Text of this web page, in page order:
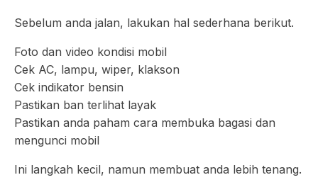
Sebelum anda jalan, lakukan hal sederhana berikut.
Foto dan video kondisi mobil
Cek AC, lampu, wiper, klakson
Cek indikator bensin
Pastikan ban terlihat layak
Pastikan anda paham cara membuka bagasi dan
mengunci mobil
Ini langkah kecil, namun membuat anda lebih tenang.